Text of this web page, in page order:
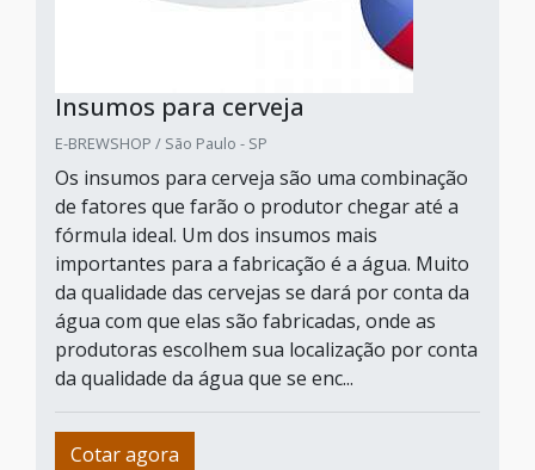
Insumos para cerveja
E-BREWSHOP / São Paulo - SP
Os insumos para cerveja são uma combinação
de fatores que farão o produtor chegar até a
fórmula ideal. Um dos insumos mais
importantes para a fabricação é a água. Muito
da qualidade das cervejas se dará por conta da
água com que elas são fabricadas, onde as
produtoras escolhem sua localização por conta
da qualidade da água que se enc...
Cotar agora